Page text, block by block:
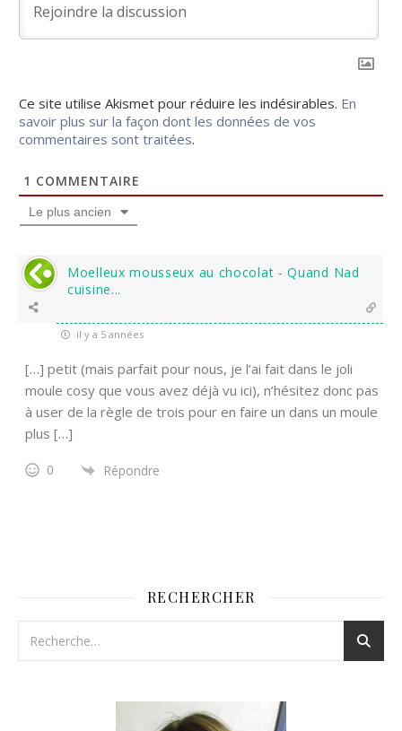
Ce site utilise Akismet pour réduire les indésirables. En
savoir plus sur la façon dont les données de vos
commentaires sont traitées.
1 COMMENTAIRE
Le plus ancien
Moelleux mousseux au chocolat - Quand Nad
cuisine...
il y a 5 années
[…] petit (mais parfait pour nous, je l’ai fait dans le joli
moule cosy que vous avez déjà vu ici), n’hésitez donc pas
à user de la règle de trois pour en faire un dans un moule
plus […]
0 Répondre
RECHERCHER